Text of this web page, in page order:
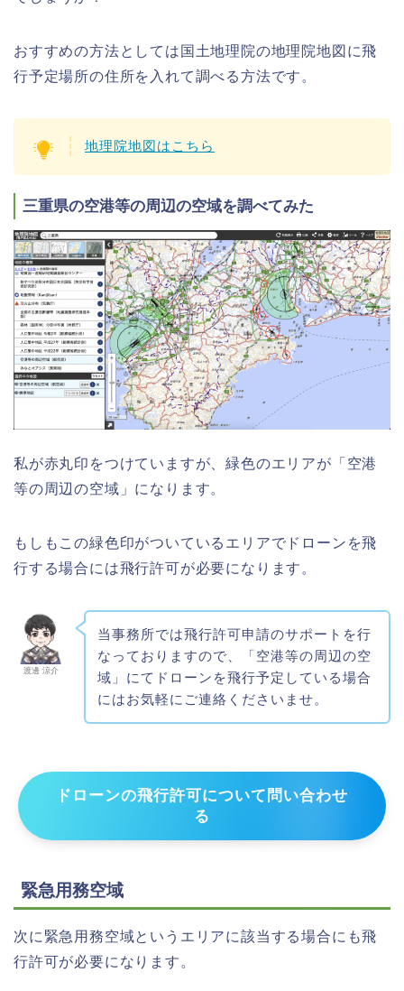
おすすめの方法としては国土地理院の地理院地図に飛
行予定場所の住所を入れて調べる方法です。
地理院地図はこちら
三重県の空港等の周辺の空域を調べてみた
私が赤丸印をつけていますが、緑色のエリアが「空港
等の周辺の空域」になります。
もしもこの緑色印がついているエリアでドローンを飛
行する場合には飛行許可が必要になります。
渡邊 涼介
当事務所では飛行許可申請のサポートを行
なっておりますので、「空港等の周辺の空
域」にてドローンを飛行予定している場合
にはお気軽にご連絡くださいませ。
ドローンの飛行許可について問い合わせ
る
緊急用務空域
次に緊急用務空域というエリアに該当する場合にも飛
行許可が必要になります。